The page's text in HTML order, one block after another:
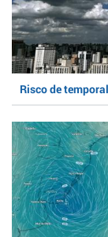
Risco de